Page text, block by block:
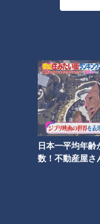
日本一平均年齢
数！不動産屋さ
150万個の爆売れ！超
【新感覚】おしるこ＋